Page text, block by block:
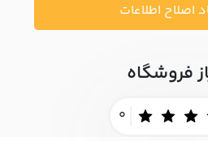
اصلاح اطلاعات
فروشگاه
0